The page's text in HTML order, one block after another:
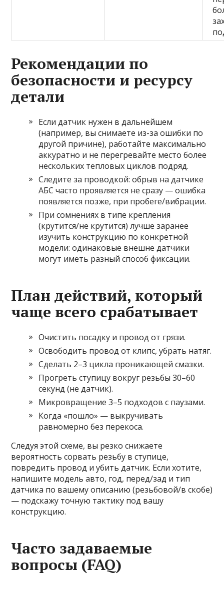
Рекомендации по
безопасности и ресурсу
детали
Если датчик нужен в дальнейшем
(например, вы снимаете из-за ошибки по
другой причине), работайте максимально
аккуратно и не перегревайте место более
нескольких тепловых циклов подряд.
Следите за проводкой: обрыв на датчике
АБС часто проявляется не сразу — ошибка
появляется позже, при пробеге/вибрации.
При сомнениях в типе крепления
(крутится/не крутится) лучше заранее
изучить конструкцию по конкретной
модели: одинаковые внешне датчики
могут иметь разный способ фиксации.
План действий, который
чаще всего срабатывает
Очистить посадку и провод от грязи.
Освободить провод от клипс, убрать натяг.
Сделать 2–3 цикла проникающей смазки.
Прогреть ступицу вокруг резьбы 30–60
секунд (не датчик).
Микровращение 3–5 подходов с паузами.
Когда «пошло» — выкручивать
равномерно без перекоса.
Следуя этой схеме, вы резко снижаете
вероятность сорвать резьбу в ступице,
повредить провод и убить датчик. Если хотите,
напишите модель авто, год, перед/зад и тип
датчика по вашему описанию (резьбовой/в скобе)
— подскажу точную тактику под вашу
конструкцию.
Часто задаваемые
вопросы (FAQ)